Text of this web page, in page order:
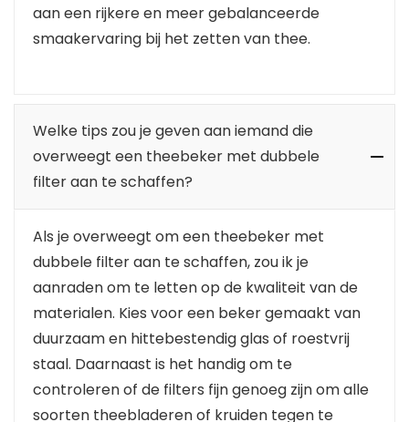
aan een rijkere en meer gebalanceerde
smaakervaring bij het zetten van thee.
Welke tips zou je geven aan iemand die
overweegt een theebeker met dubbele
filter aan te schaffen?
Als je overweegt om een theebeker met
dubbele filter aan te schaffen, zou ik je
aanraden om te letten op de kwaliteit van de
materialen. Kies voor een beker gemaakt van
duurzaam en hittebestendig glas of roestvrij
staal. Daarnaast is het handig om te
controleren of de filters fijn genoeg zijn om alle
soorten theebladeren of kruiden tegen te